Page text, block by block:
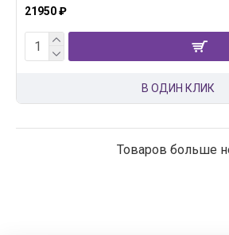
21950 ₽
В ОДИН КЛИК
Товаров больше